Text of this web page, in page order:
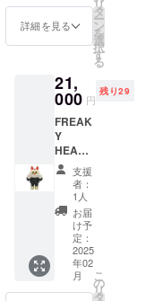
全高 :
約15㎝
イメー
ジで
す。実
際の商
品とは
デザイ
ン、色
味、仕
様が異
なる場
合があ
りま
す。 ※
リター
ンの提
供時期
Y
HEADS
]の
「John
Burger
」クラ
ファン
限定
colorで
す。 全
高 : 約
14㎝ 横
幅 : 約
10㎝ ※
画像は
イメー
ジで
す。実
際の商
品とは
詳細を見る
リ
タ
ー
ン
を
選
択
す
る
21,
000 円
残り29
FREAK
Y
HEADS
クラ
ファン
限定カ
ラー
Nyan
Fortune
新作ソ
フビ[
FREAK
Y
支援
者：
1人
お届
け予
定：
2025
年02
月
こ
の
リ
タ